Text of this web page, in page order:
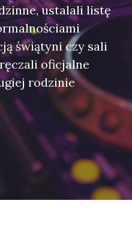
ustalali listę
świątyni czy sali
oficjalne
rodzinie